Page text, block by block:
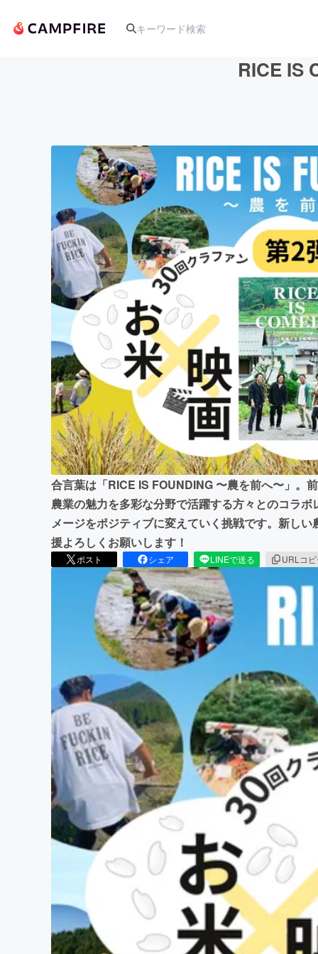
アート・写真
テクノロジー・ガジェット
映像・映画
ビジネス・起業
まちづくり・地域活性化
RICE IS
合言葉は「RICE IS FOUNDING 〜農を前へ〜」。
農業の魅力を多彩な分野で活躍する方々とのコラ
メージをポジティブに変えていく挑戦です。新し
援よろしくお願いします！
ポスト シェア LINEで送る URLコ